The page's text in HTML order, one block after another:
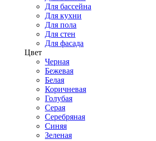
Для бассейна
Для кухни
Для пола
Для стен
Для фасада
Цвет
Черная
Бежевая
Белая
Коричневая
Голубая
Серая
Серебряная
Синяя
Зеленая